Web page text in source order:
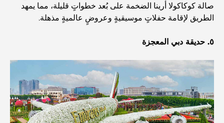
أفضل شركات تنسيق الحدائق في دبي: تحويل المساحات
الخارجية
نخلة جبل علي مقابل نخلة جميرا: مقارنة واضحة لمشتري
العقارات الأذكياء
صالة كوكاكولا أرينا الضخمة على بُعد خطواتٍ قليلة، مما يمهد
الطريق لإقامة حفلاتٍ موسيقيةٍ وعروضٍ عالميةٍ مذهلة.
٥. حديقة دبي المعجزة